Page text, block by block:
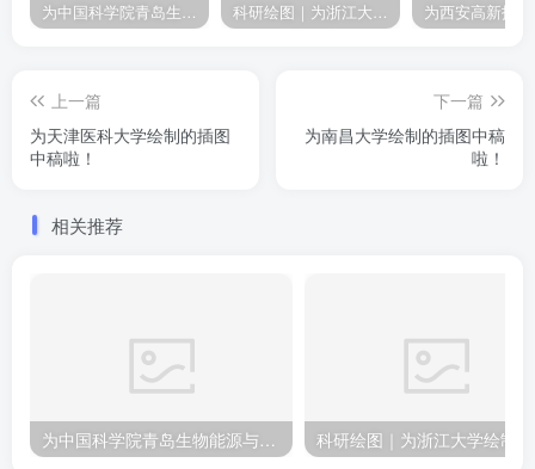
为中国科学院青岛生物能源与过程研究所绘制的插图作品 科研绘图｜为浙江大学绘制的封面中稿啦！
上一篇
为天津医科大学绘制的插图
中稿啦！
下一篇
为南昌大学绘制的插图中稿
啦！
相关推荐
为中国科学院青岛生物能源与过程研究所绘制的插图作品